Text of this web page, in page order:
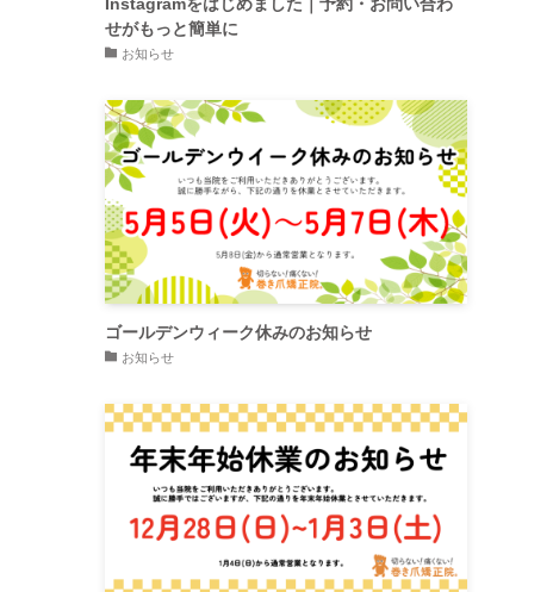
せがもっと簡単に
お知らせ
ゴールデンウィーク休みのお知らせ
お知らせ